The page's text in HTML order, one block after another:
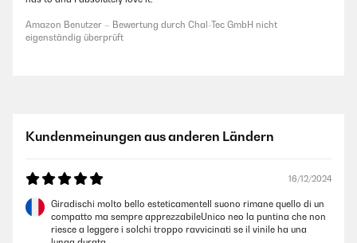
Amazon Benutzer – Bewertung durch Chal-Tec GmbH nicht
eigenständig überprüft
Kundenmeinungen aus anderen Ländern
16/12/2024
Giradischi molto bello esteticamenteIl suono rimane quello di un
compatto ma sempre apprezzabileUnico neo la puntina che non
riesce a leggere i solchi troppo ravvicinati se il vinile ha una